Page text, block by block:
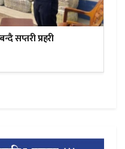
सप्तरी प्रहरी